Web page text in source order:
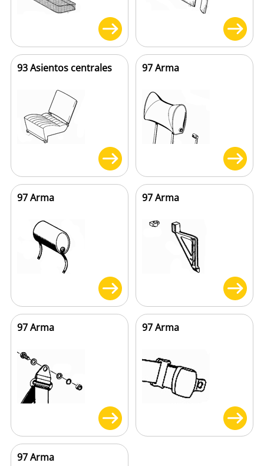
93 Asientos centrales 97 Arma
97 Arma 97 Arma
97 Arma 97 Arma
97 Arma